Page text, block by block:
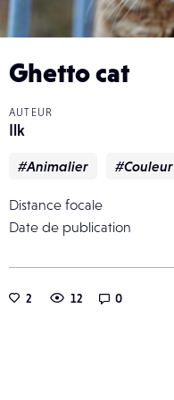
Ghetto cat
AUTEUR
Ilk
#Animalier #Couleur
Distance focale
Date de publication
2 12 0